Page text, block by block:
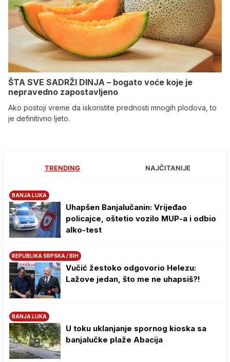
ŠTA SVE SADRŽI DINJA – bogato voće koje je
nepravedno zapostavljeno
Ako postoji vreme da iskoristite prednosti mnogih plodova, to
je definitivno ljeto.
TRENDING NAJČITANIJE
BANJA LUKA
Uhapšen Banjalučanin: Vrijeđao
policajce, oštetio vozilo MUP-a i odbio
alko-test
REPUBLIKA SRPSKA / BIH
Vučić žestoko odgovorio Helezu:
Lažove jedan, što me ne uhapsiš?!
BANJA LUKA
U toku uklanjanje spornog kioska sa
banjalučke plaže Abacija